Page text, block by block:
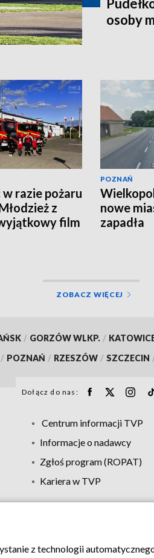
osoby
razie pożaru
z
film
POZNAŃ
nowe
zapadła
ZOBACZ WIĘCEJ
/ GORZÓW WLKP. /
/ POZNAŃ / RZESZÓW / SZCZECIN
Dołącz do nas:
Centrum informacji TVP
Informacje o nadawcy
Zgłoś program (ROPAT)
Kariera w TVP
Moje zgody
z technologii